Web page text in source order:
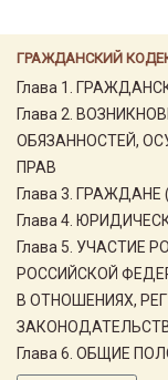
ГРАЖДАНСКИЙ
Глава 1.
Глава 2.
ОБЯЗАННОСТЕЙ,
ПРАВ
Глава 3.
Глава 4.
Глава 5. УЧАСТИЕ
РОССИЙСКОЙ
В ОТНОШЕНИЯХ,
Глава 6. ОБЩИЕ